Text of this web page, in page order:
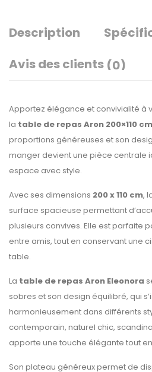
Description
Avis des clients (0)
Apportez élégance et convivialité à
la table de repas Aron 200×110
proportions généreuses et son
manger devient une pièce centrale
espace avec style.
Avec ses dimensions 200 x 110 cm,
surface spacieuse permettant
plusieurs convives. Elle est parfaite
entre amis, tout en conservant une
table.
La table de repas Aron Eleonora
sobres et son design équilibré, qui
harmonieusement dans différents
contemporain, naturel chic,
apporte une touche élégante tout
Son plateau généreux permet de